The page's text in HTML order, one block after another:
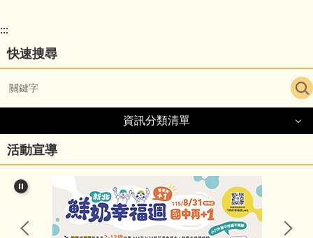
園
主
選
單
導
:::
快速搜尋
資訊分類清單
資訊分類清單
細說五寮
行政處室
活動宣導